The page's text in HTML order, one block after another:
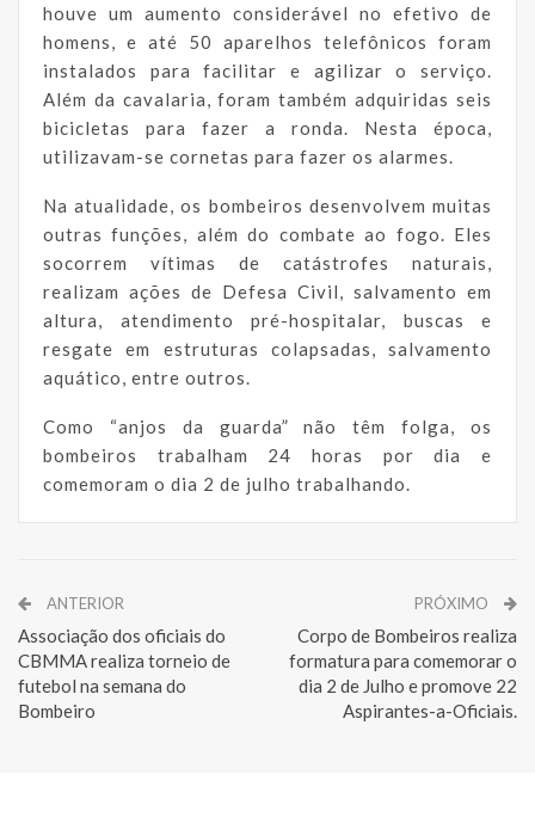
houve um aumento considerável no efetivo de
homens, e até 50 aparelhos telefônicos foram
instalados para facilitar e agilizar o serviço.
Além da cavalaria, foram também adquiridas seis
bicicletas para fazer a ronda. Nesta época,
utilizavam-se cornetas para fazer os alarmes.
Na atualidade, os bombeiros desenvolvem muitas
outras funções, além do combate ao fogo. Eles
socorrem vítimas de catástrofes naturais,
realizam ações de Defesa Civil, salvamento em
altura, atendimento pré-hospitalar, buscas e
resgate em estruturas colapsadas, salvamento
aquático, entre outros.
Como “anjos da guarda” não têm folga, os
bombeiros trabalham 24 horas por dia e
comemoram o dia 2 de julho trabalhando.
ANTERIOR
Associação dos oficiais do
CBMMA realiza torneio de
futebol na semana do
Bombeiro
PRÓXIMO
Corpo de Bombeiros realiza
formatura para comemorar o
dia 2 de Julho e promove 22
Aspirantes-a-Oficiais.